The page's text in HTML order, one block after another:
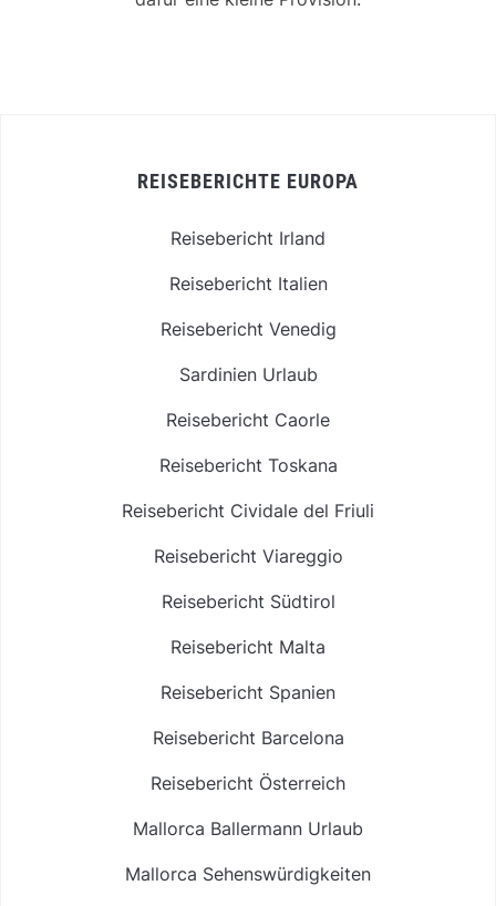
REISEBERICHTE EUROPA
Reisebericht Irland
Reisebericht Italien
Reisebericht Venedig
Sardinien Urlaub
Reisebericht Caorle
Reisebericht Toskana
Reisebericht Cividale del Friuli
Reisebericht Viareggio
Reisebericht Südtirol
Reisebericht Malta
Reisebericht Spanien
Reisebericht Barcelona
Reisebericht Österreich
Mallorca Ballermann Urlaub
Mallorca Sehenswürdigkeiten